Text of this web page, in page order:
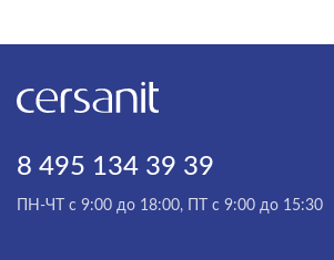
8 495 134 39 39
ПН-ЧТ с 9:00 до 18:00, ПТ с 9:00 до 15:30